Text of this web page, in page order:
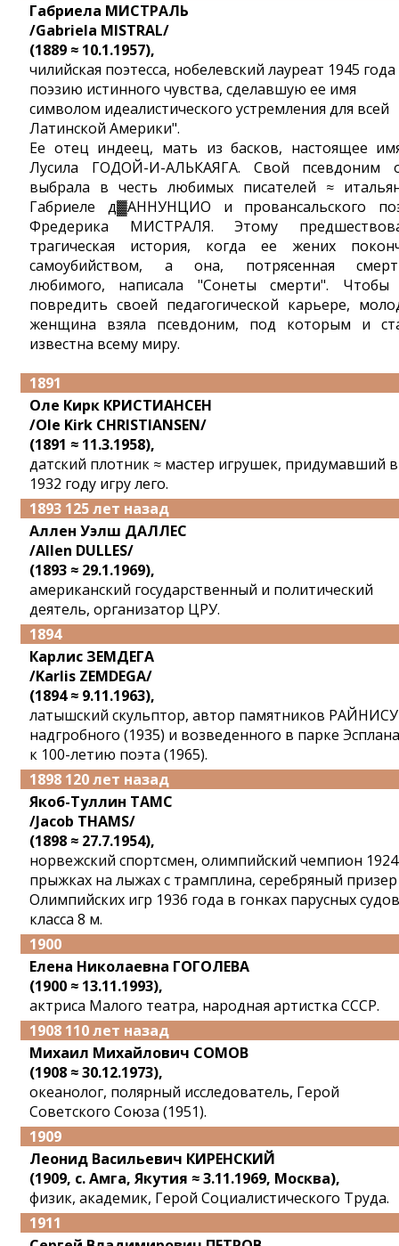
Габриела МИСТРАЛЬ
/Gabriela MISTRAL/
(1889 ≈ 10.1.1957),
чилийская поэтесса, нобелевский лауреат 1945 года
поэзию истинного чувства, сделавшую ее имя
символом идеалистического устремления для всей
Латинской Америки".
Ее отец индеец, мать из басков, настоящее
Лусила ГОДОЙ-И-АЛЬКАЯГА. Свой псевдоним
выбрала в честь любимых писателей ≈
Габриеле д▓АННУНЦИО и провансальского
Фредерика МИСТРАЛЯ. Этому
трагическая история, когда ее жених
самоубийством, а она, потрясенная
любимого, написала "Сонеты смерти". Чтобы
повредить своей педагогической карьере,
женщина взяла псевдоним, под которым и
известна всему миру.
1891
Оле Кирк КРИСТИАНСЕН
/Ole Kirk CHRISTIANSEN/
(1891 ≈ 11.3.1958),
датский плотник ≈ мастер игрушек, придумавший в
1932 году игру лего.
1893 125 лет назад
Аллен Уэлш ДАЛЛЕС
/Allen DULLES/
(1893 ≈ 29.1.1969),
американский государственный и политический
деятель, организатор ЦРУ.
1894
Карлис ЗЕМДЕГА
/Karlis ZEMDEGA/
(1894 ≈ 9.11.1963),
латышский скульптор, автор памятников
надгробного (1935) и возведенного в парке
к 100-летию поэта (1965).
1898 120 лет назад
Якоб-Туллин ТАМС
/Jacob THAMS/
(1898 ≈ 27.7.1954),
норвежский спортсмен, олимпийский чемпион
прыжках на лыжах с трамплина, серебряный призер
Олимпийских игр 1936 года в гонках парусных судов
класса 8 м.
1900
Елена Николаевна ГОГОЛЕВА
(1900 ≈ 13.11.1993),
актриса Малого театра, народная артистка СССР.
1908 110 лет назад
Михаил Михайлович СОМОВ
(1908 ≈ 30.12.1973),
океанолог, полярный исследователь, Герой
Советского Союза (1951).
1909
Леонид Васильевич КИРЕНСКИЙ
(1909, с. Амга, Якутия ≈ 3.11.1969, Москва),
физик, академик, Герой Социалистического Труда.
1911